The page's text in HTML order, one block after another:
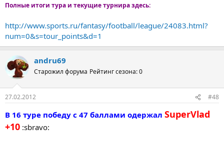
Полные итоги тура и текущие турнира здесь:
http://www.sports.ru/fantasy/football/league/24083.html?
num=0&s=tour_points&d=1
andru69
Старожил форума Рейтинг сезона: 0
27.02.2012 #48
В 16 туре победу с 47 баллами одержал SuperVlad
+10 :sbravo: